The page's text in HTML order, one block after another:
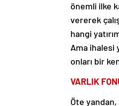
önemli ilke
vererek
hangi
Ama ihalesi
onları bir
VARLIK
Öte